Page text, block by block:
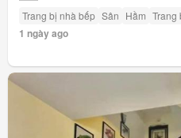
Trang bị nhà bếp Sân Hầm Trang
1 ngày ago